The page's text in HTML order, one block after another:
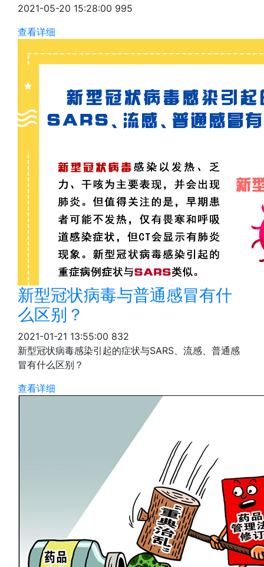
2021-05-20 15:28:00 995
查看详细
新型冠状病毒与普通感冒有什
么区别？
2021-01-21 13:55:00 832
新型冠状病毒感染引起的症状与SARS、流感、普通感
冒有什么区别？
查看详细